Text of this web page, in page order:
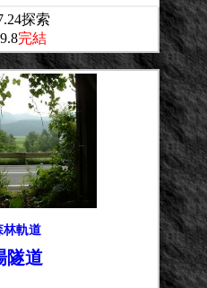
探索
完結
林軌道
隧道